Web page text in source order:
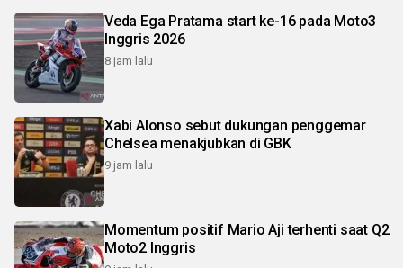
Veda Ega Pratama start ke-16 pada Moto3
Inggris 2026
8 jam lalu
Xabi Alonso sebut dukungan penggemar
Chelsea menakjubkan di GBK
9 jam lalu
Momentum positif Mario Aji terhenti saat Q2
Moto2 Inggris